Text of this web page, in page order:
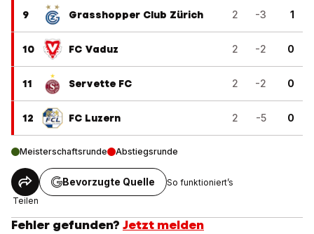
9 Grasshopper Club Zürich 2 -3 1
10 FC Vaduz 2 -2 0
11 Servette FC 2 -2 0
12 FC Luzern 2 -5 0
Meisterschaftsrunde Abstiegsrunde
Teilen
Bevorzugte Quelle So funktioniert’s
Fehler gefunden? Jetzt melden